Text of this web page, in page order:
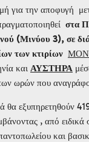
για την αποφυγή
στα
(Μινύου 3), σε
των κτιρίων
και ΑΥΣΤΗΡΑ
ωρών που
θα εξυπηρετηθούν
, από ειδικά
και